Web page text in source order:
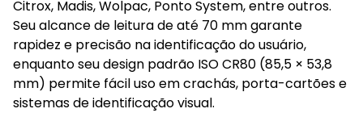
Citrox, Madis, Wolpac, Ponto System, entre outros.
Seu alcance de leitura de até 70 mm garante
rapidez e precisão na identificação do usuário,
enquanto seu design padrão ISO CR80 (85,5 × 53,8
mm) permite fácil uso em crachás, porta-cartões e
sistemas de identificação visual.